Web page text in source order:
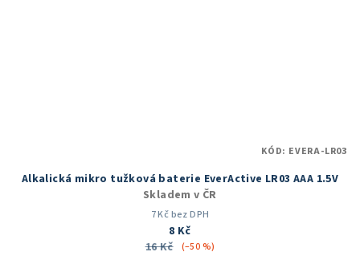
Alkalická mikro tužková baterie EverActive LR03 AAA 1.5V
Skladem v ČR
7 Kč bez DPH
8 Kč
16 Kč
(–50 %)
KÓD: EVERA-LR03